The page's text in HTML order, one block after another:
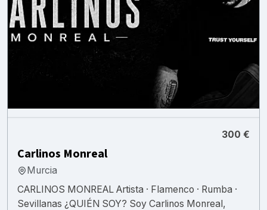
300 €
Carlinos Monreal
Murcia
CARLINOS MONREAL Artista · Flamenco · Rumba ·
Sevillanas ¿QUIÉN SOY? Soy Carlinos Monreal,